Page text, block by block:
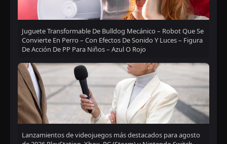
Juguete Transformable De Bulldog Mecánico – Robot Que Se
Convierte En Perro – Con Efectos De Sonido Y Luces – Figura
De Acción De PP Para Niños – Azul O Rojo
Lanzamientos de videojuegos más destacados para agosto